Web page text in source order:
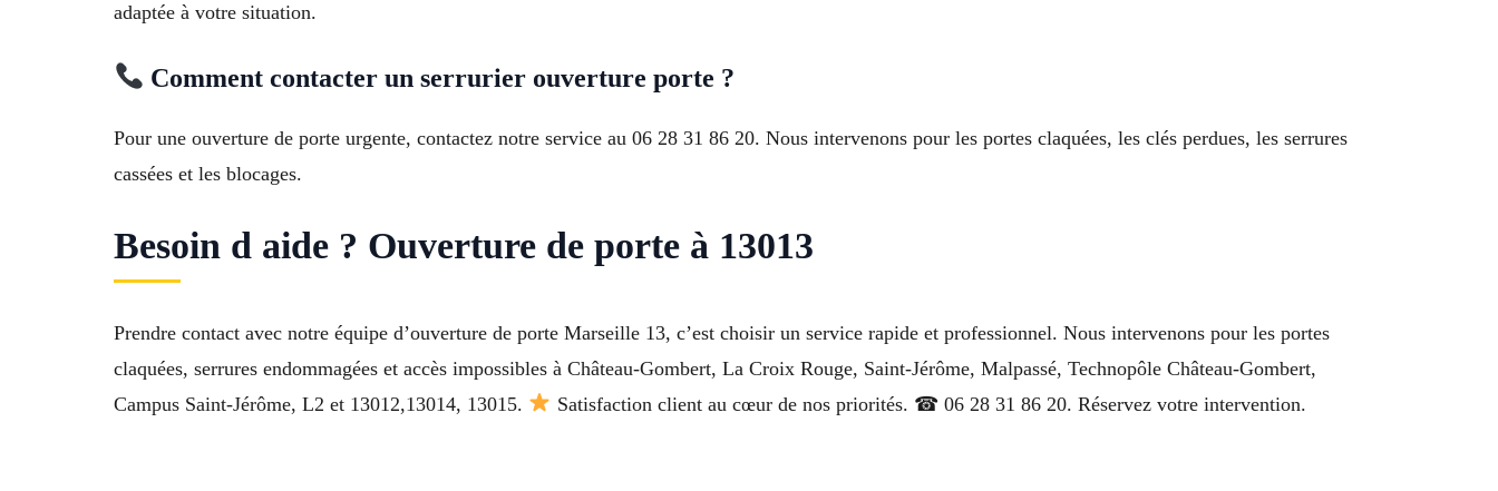
adaptée à votre situation.
Comment contacter un serrurier ouverture porte ?
Pour une ouverture de porte urgente, contactez notre service au 06 28 31 86 20. Nous intervenons pour les portes claquées, les clés perdues, les serrures
cassées et les blocages.
Besoin d aide ? Ouverture de porte à 13013
Prendre contact avec notre équipe d’ouverture de porte Marseille 13, c’est choisir un service rapide et professionnel. Nous intervenons pour les portes
claquées, serrures endommagées et accès impossibles à Château-Gombert, La Croix Rouge, Saint-Jérôme, Malpassé, Technopôle Château-Gombert,
Campus Saint-Jérôme, L2 et 13012,13014, 13015.
Satisfaction client au cœur de nos priorités. ☎ 06 28 31 86 20. Réservez votre intervention.